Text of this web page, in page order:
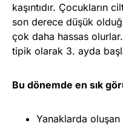
kaşıntıdır. Çocukların
son derece düşük
çok daha hassas
tipik olarak 3. ayda
Bu dönemde en sık
Yanaklarda oluşan